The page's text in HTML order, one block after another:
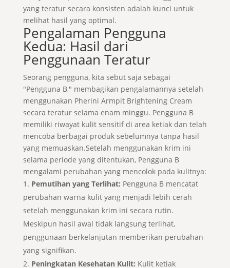
yang teratur secara konsisten adalah kunci untuk
melihat hasil yang optimal.
Pengalaman Pengguna
Kedua: Hasil dari
Penggunaan Teratur
Seorang pengguna, kita sebut saja sebagai
"Pengguna B," membagikan pengalamannya setelah
menggunakan Pherini Armpit Brightening Cream
secara teratur selama enam minggu. Pengguna B
memiliki riwayat kulit sensitif di area ketiak dan telah
mencoba berbagai produk sebelumnya tanpa hasil
yang memuaskan.Setelah menggunakan krim ini
selama periode yang ditentukan, Pengguna B
mengalami perubahan yang mencolok pada kulitnya:
Pemutihan yang Terlihat: Pengguna B mencatat
perubahan warna kulit yang menjadi lebih cerah
setelah menggunakan krim ini secara rutin.
Meskipun hasil awal tidak langsung terlihat,
penggunaan berkelanjutan memberikan perubahan
yang signifikan.
Peningkatan Kesehatan Kulit: Kulit ketiak